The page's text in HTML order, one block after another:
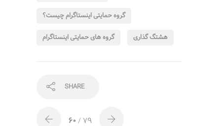
گروه حمایتی اینستاگرام چیست؟
گروه های حمایتی اینستاگرام
هشتگ گذاری
SHARE
60 / 79